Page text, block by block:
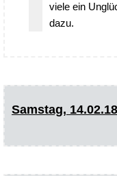
viele ein
dazu.
Samstag,